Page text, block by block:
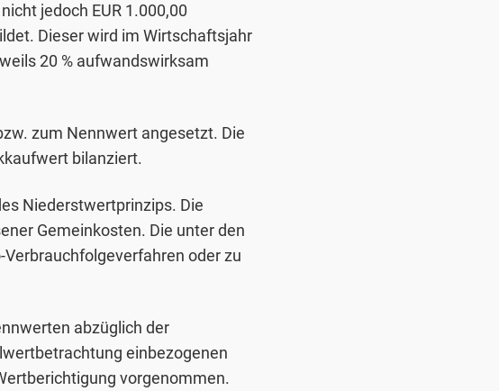
jedoch EUR 1.000,00
Dieser wird im Wirtschaftsjahr
20 % aufwandswirksam
zum Nennwert angesetzt. Die
bilanziert.
Niederstwertprinzips. Die
Gemeinkosten. Die unter den
oder zu
abzüglich der
einbezogenen
vorgenommen.